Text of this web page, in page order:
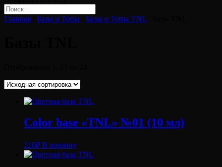
Главная Базы и Топы Базы и Топы TNL
Color base «TNL» №01 (10 мл)
210₽ В корзину